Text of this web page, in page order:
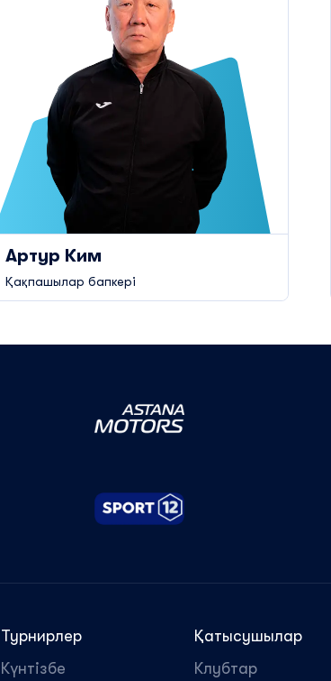
Артур Ким
Қақпашылар бапкері
Турнирлер
Күнтізбе
Қатысушылар
Клубтар